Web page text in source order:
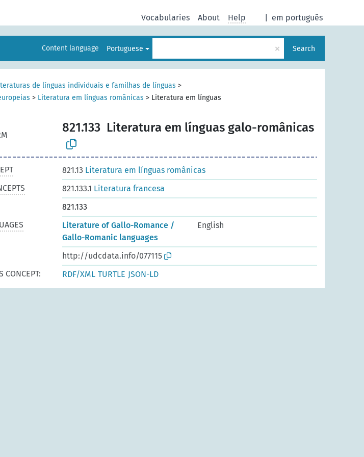
em português
Vocabularies About Help
Content language Portuguese × Search
de línguas individuais e familhas de línguas >
> Literatura em línguas românicas > Literatura em línguas
821.133 Literatura em línguas galo-românicas
821.13 Literatura em línguas românicas
821.133.1 Literatura francesa
821.133
Literature of Gallo-Romance /
Gallo-Romanic languages
English
http://udcdata.info/077115
CONCEPT:
RDF/XML TURTLE JSON-LD